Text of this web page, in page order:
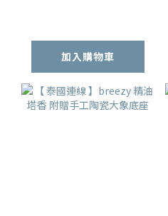
加入購物車